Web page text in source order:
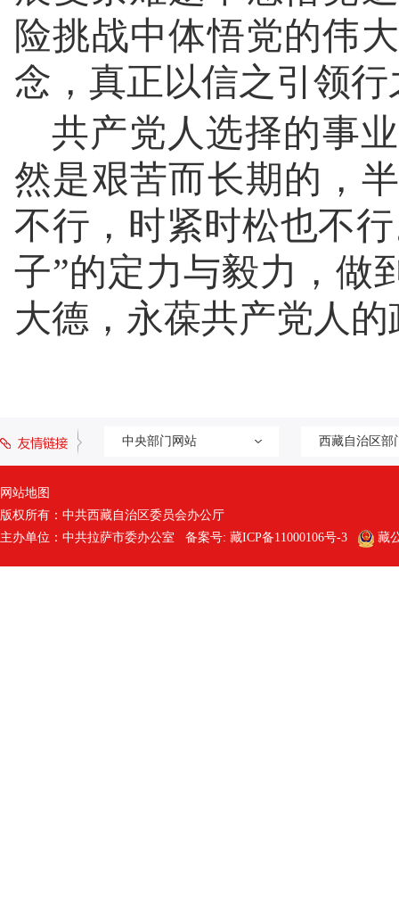
险挑战中体悟党的伟
念，真正以信之引领
共产党人选择的事
然是艰苦而长期的，
不行，时紧时松也不
子”的定力与毅力，做
大德，永葆共产党人
中央部门网站 西藏自治区部
网站地图
版权所有：中共西藏自治区委员会办公厅
主办单位：中共拉萨市委办公室 备案号: 藏ICP备11000106号-3 藏